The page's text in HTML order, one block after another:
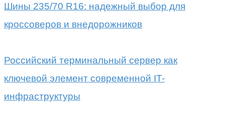
Шины 235/70 R16: надежный выбор для
кроссоверов и внедорожников
Российский терминальный сервер как
ключевой элемент современной IT-
инфраструктуры